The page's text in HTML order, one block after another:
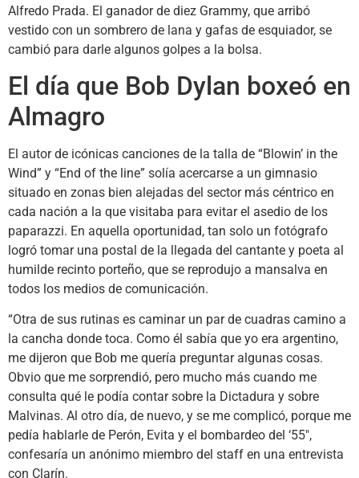
Alfredo Prada. El ganador de diez Grammy, que arribó
vestido con un sombrero de lana y gafas de esquiador, se
cambió para darle algunos golpes a la bolsa.
El día que Bob Dylan boxeó en
Almagro
El autor de icónicas canciones de la talla de “Blowin’ in the
Wind” y “End of the line” solía acercarse a un gimnasio
situado en zonas bien alejadas del sector más céntrico en
cada nación a la que visitaba para evitar el asedio de los
paparazzi. En aquella oportunidad, tan solo un fotógrafo
logró tomar una postal de la llegada del cantante y poeta al
humilde recinto porteño, que se reprodujo a mansalva en
todos los medios de comunicación.
“Otra de sus rutinas es caminar un par de cuadras camino a
la cancha donde toca. Como él sabía que yo era argentino,
me dijeron que Bob me quería preguntar algunas cosas.
Obvio que me sorprendió, pero mucho más cuando me
consulta qué le podía contar sobre la Dictadura y sobre
Malvinas. Al otro día, de nuevo, y se me complicó, porque me
pedía hablarle de Perón, Evita y el bombardeo del ‘55″,
confesaría un anónimo miembro del staff en una entrevista
con Clarín.